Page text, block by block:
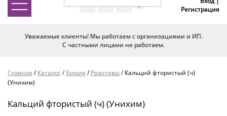
0
Регистрация
Уважаемые клиенты! Мы работаем с организациями и ИП.
С частными лицами не работаем.
Главная /Каталог/Химия /Реактивы/Кальций фтористый (ч)
(Унихим)
Кальций фтористый (ч) (Унихим)